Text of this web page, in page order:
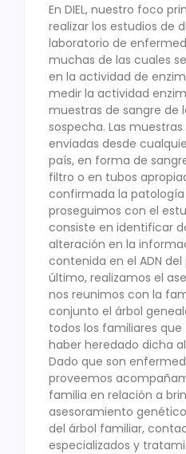
En DIEL, nuestro foco
realizar los estudios de
laboratorio de
muchas de las cuales
en la actividad de
medir la actividad
muestras de sangre de
sospecha. Las
enviadas desde
país, en forma de
filtro o en tubos
confirmada la
proseguimos con el
consiste en identificar
alteración en la
contenida en el ADN
último, realizamos el
nos reunimos con la
conjunto el árbol
todos los familiares
haber heredado dicha
Dado que son
proveemos
familia en relación a
asesoramiento
del árbol familiar,
especializados y